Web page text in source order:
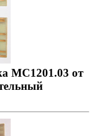
МС1201.03 от